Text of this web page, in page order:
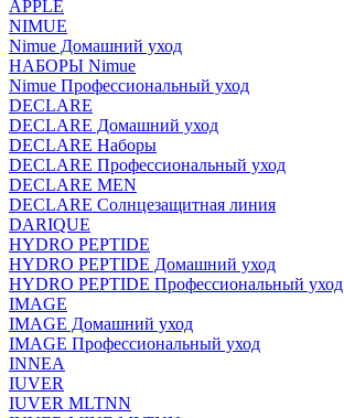
APPLE
NIMUE
Nimue Домашний уход
НАБОРЫ Nimue
Nimue Профессиональный уход
DECLARE
DECLARE Домашний уход
DECLARE Наборы
DECLARE Профессиональный уход
DECLARE MEN
DECLARE Солнцезащитная линия
DARIQUE
HYDRO PEPTIDE
HYDRO PEPTIDE Домашний уход
HYDRO PEPTIDE Профессиональный уход
IMAGE
IMAGE Домашний уход
IMAGE Профессиональный уход
INNEA
IUVER
IUVER MLTNN